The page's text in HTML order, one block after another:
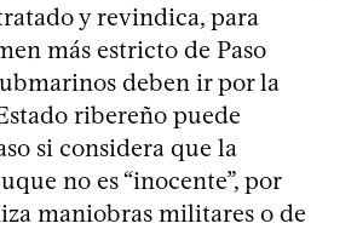
y revindica, para
más estricto de Paso
deben ir por la
ribereño puede
si considera que la
no es “inocente”, por
maniobras militares o de